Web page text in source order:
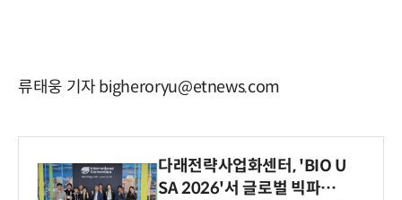
류태웅 기자 bigheroryu@etnews.com
다래전략사업화센터, 'BIO U
SA 2026'서 글로벌 빅파마